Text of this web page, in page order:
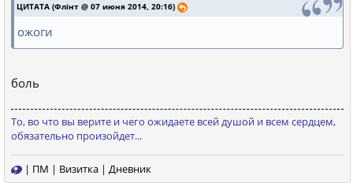
ЦИТАТА (Флiнт @ 07 июня 2014, 20:16)
ожоги
боль
То, во что вы верите и чего ожидаете всей душой и всем сердцем,
обязательно произойдет...
| ПМ | Визитка | Дневник